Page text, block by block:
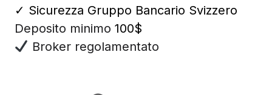
✓ Sicurezza Gruppo Bancario Svizzero
Deposito minimo 100$
Broker regolamentato